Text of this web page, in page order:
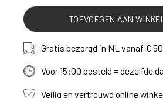
TOEVOEGEN AAN
Gratis bezorgd in NL vanaf € 50
Voor 15:00 besteld = dezelfde
Veilig en vertrouwd online